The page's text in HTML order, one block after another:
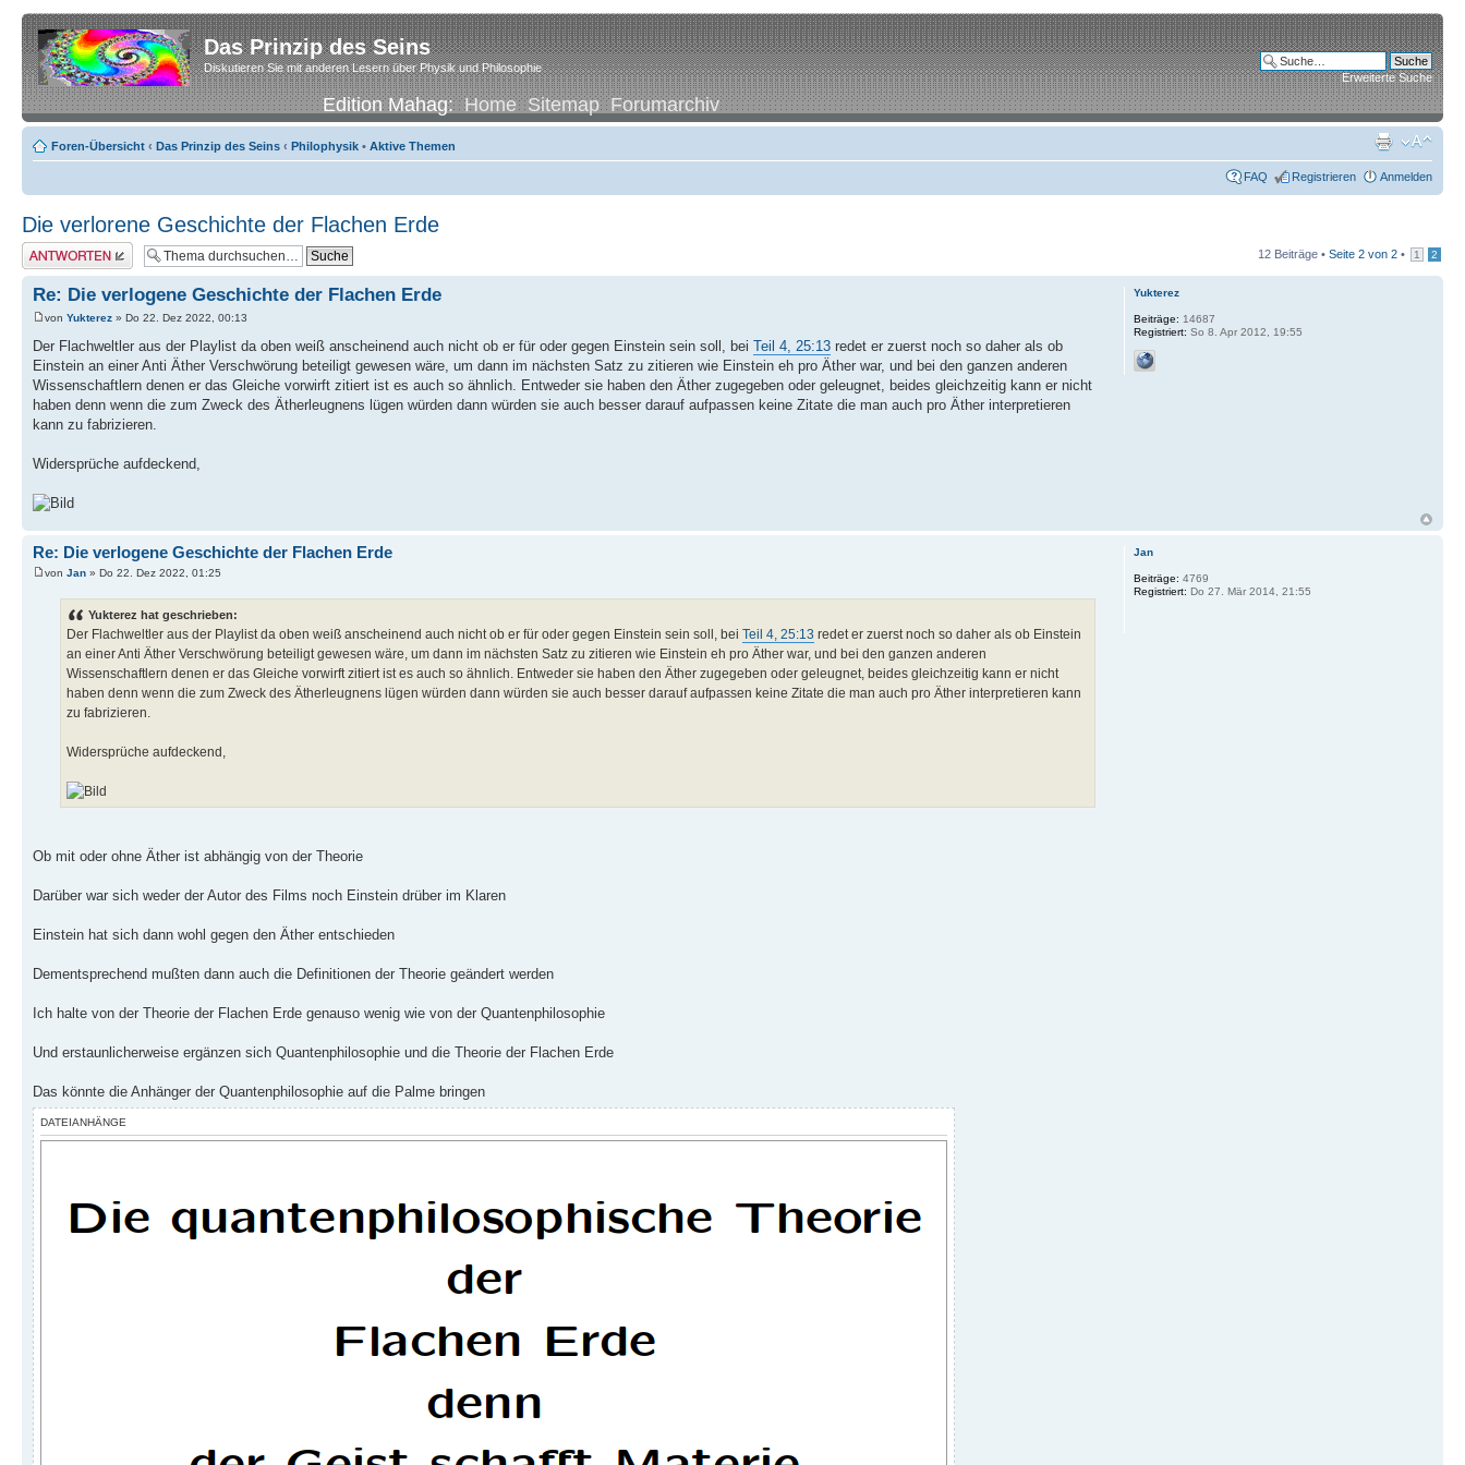
Das Prinzip des Seins
Diskutieren Sie mit anderen Lesern über Physik und Philosophie
Edition Mahag:Home Sitemap Forumarchiv
Erweiterte Suche
Foren-Übersicht ‹ Das Prinzip des Seins ‹ Philophysik • Aktive Themen
FAQ Registrieren Anmelden
Die verlorene Geschichte der Flachen Erde
Antwort erstellen 12 Beiträge • Seite 2 von 2 • 1 2
Re: Die verlogene Geschichte der Flachen Erde
von Yukterez » Do 22. Dez 2022, 00:13
Der Flachweltler aus der Playlist da oben weiß anscheinend auch nicht ob er für oder gegen Einstein sein soll, bei Teil 4, 25:13 redet er zuerst noch so daher als ob
Einstein an einer Anti Äther Verschwörung beteiligt gewesen wäre, um dann im nächsten Satz zu zitieren wie Einstein eh pro Äther war, und bei den ganzen anderen
Wissenschaftlern denen er das Gleiche vorwirft zitiert ist es auch so ähnlich. Entweder sie haben den Äther zugegeben oder geleugnet, beides gleichzeitig kann er nicht
haben denn wenn die zum Zweck des Ätherleugnens lügen würden dann würden sie auch besser darauf aufpassen keine Zitate die man auch pro Äther interpretieren
kann zu fabrizieren.
Widersprüche aufdeckend,
Yukterez
Beiträge: 14687
Registriert: So 8. Apr 2012, 19:55
Re: Die verlogene Geschichte der Flachen Erde
von Jan » Do 22. Dez 2022, 01:25
Yukterez hat geschrieben:
Der Flachweltler aus der Playlist da oben weiß anscheinend auch nicht ob er für oder gegen Einstein sein soll, bei Teil 4, 25:13 redet er zuerst noch so daher als ob Einstein
an einer Anti Äther Verschwörung beteiligt gewesen wäre, um dann im nächsten Satz zu zitieren wie Einstein eh pro Äther war, und bei den ganzen anderen
Wissenschaftlern denen er das Gleiche vorwirft zitiert ist es auch so ähnlich. Entweder sie haben den Äther zugegeben oder geleugnet, beides gleichzeitig kann er nicht
haben denn wenn die zum Zweck des Ätherleugnens lügen würden dann würden sie auch besser darauf aufpassen keine Zitate die man auch pro Äther interpretieren kann
zu fabrizieren.
Widersprüche aufdeckend,
Ob mit oder ohne Äther ist abhängig von der Theorie
Darüber war sich weder der Autor des Films noch Einstein drüber im Klaren
Einstein hat sich dann wohl gegen den Äther entschieden
Dementsprechend mußten dann auch die Definitionen der Theorie geändert werden
Ich halte von der Theorie der Flachen Erde genauso wenig wie von der Quantenphilosophie
Und erstaunlicherweise ergänzen sich Quantenphilosophie und die Theorie der Flachen Erde
Das könnte die Anhänger der Quantenphilosophie auf die Palme bringen
DATEIANHÄNGE
Jan
Beiträge: 4769
Registriert: Do 27. Mär 2014, 21:55